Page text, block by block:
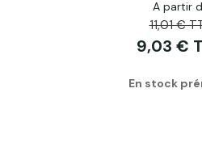
A partir
11,01 €
9,03 €
En stock